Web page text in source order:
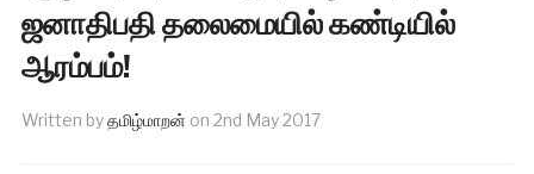
ஜனாதிபதி தலைமையில் கண்டியில்
ஆரம்பம்!
Written byதமிழ்மாறன் on 2nd May 2017